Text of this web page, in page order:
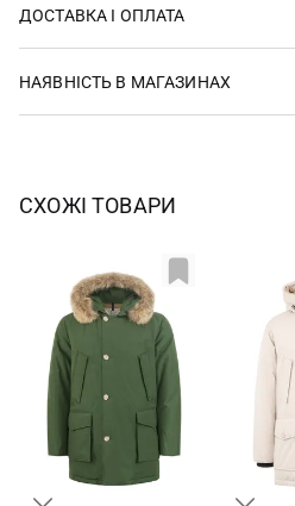
ДОСТАВКА І ОПЛАТА
НАЯВНІСТЬ В МАГАЗИНАХ
СХОЖІ ТОВАРИ